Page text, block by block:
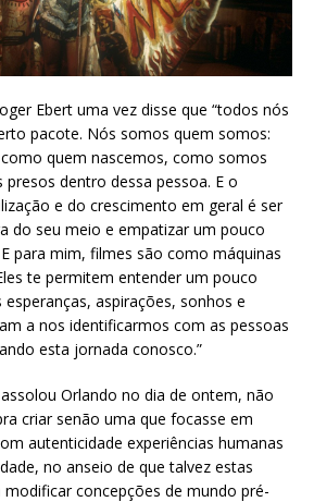
Ebert uma vez disse que “todos nós
pacote. Nós somos quem somos:
quem nascemos, como somos
dentro dessa pessoa. E o
e do crescimento em geral é ser
do seu meio e empatizar um pouco
para mim, filmes são como máquinas
te permitem entender um pouco
aspirações, sonhos e
a nos identificarmos com as pessoas
esta jornada conosco.”
Orlando no dia de ontem, não
criar senão uma que focasse em
autenticidade experiências humanas
no anseio de que talvez estas
concepções de mundo pré-